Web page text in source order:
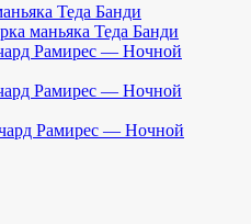
Теда Банди
маньяка Теда Банди
Рамирес — Ночной
Рамирес — Ночной
Рамирес — Ночной